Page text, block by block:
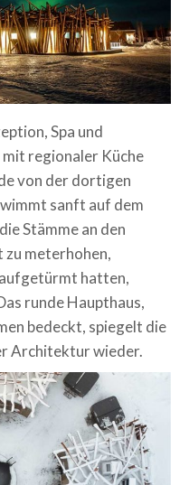
Spa und
regionaler Küche
von der dortigen
sanft auf dem
Stämme an den
meterhohen,
hatten,
runde Haupthaus,
bedeckt, spiegelt die
Architektur wieder.